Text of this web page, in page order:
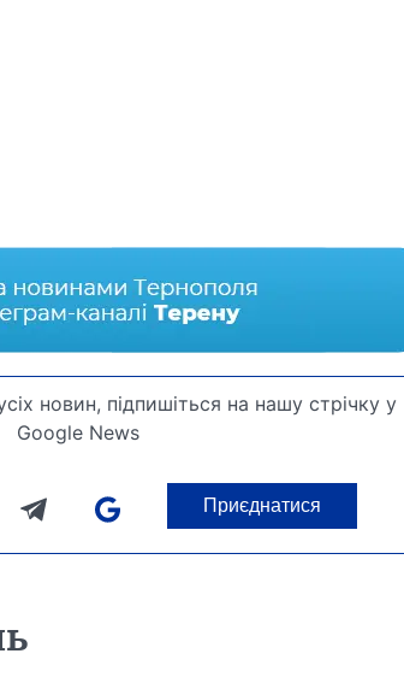
новин, підпишіться на нашу стрічку у
Google News
Приєднатися